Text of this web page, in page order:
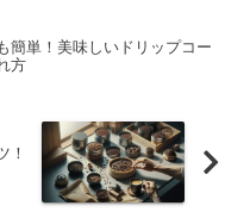
簡単！美味しいドリップコー
方
！